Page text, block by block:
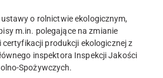
o rolnictwie ekologicznym,
m.in. polegające na zmianie
produkcji ekologicznej z
inspektora Inspekcji Jakości
Spożywczych.